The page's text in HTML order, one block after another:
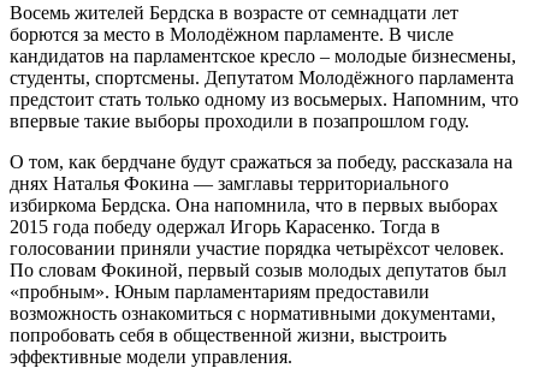
Восемь жителей Бердска в возрасте от семнадцати лет
борются за место в Молодёжном парламенте. В числе
кандидатов на парламентское кресло – молодые бизнесмены,
студенты, спортсмены. Депутатом Молодёжного парламента
предстоит стать только одному из восьмерых. Напомним, что
впервые такие выборы проходили в позапрошлом году.
О том, как бердчане будут сражаться за победу, рассказала на
днях Наталья Фокина — замглавы территориального
избиркома Бердска. Она напомнила, что в первых выборах
2015 года победу одержал Игорь Карасенко. Тогда в
голосовании приняли участие порядка четырёхсот человек.
По словам Фокиной, первый созыв молодых депутатов был
«пробным». Юным парламентариям предоставили
возможность ознакомиться с нормативными документами,
попробовать себя в общественной жизни, выстроить
эффективные модели управления.